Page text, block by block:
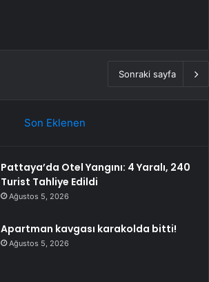
Sonraki sayfa
Son Eklenen
Pattaya’da Otel Yangını: 4 Yaralı, 240
Turist Tahliye Edildi
Ağustos 5, 2026
Apartman kavgası karakolda bitti!
Ağustos 5, 2026